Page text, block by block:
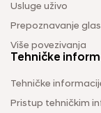
Usluge uživo
Prepoznavanje
Više povezivanja
Tehničke
Tehničke
Pristup tehničkim